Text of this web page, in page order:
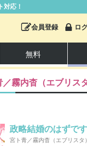
対応！
会員登録 ロ
無料
霧内杳（エブリスタ
政略結婚のはずで
宮ト青／霧内杳（エブリスタ）